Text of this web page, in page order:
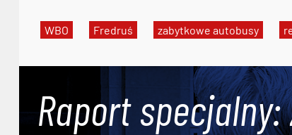
WBO Fredruś zabytkowe autobusy
Raport